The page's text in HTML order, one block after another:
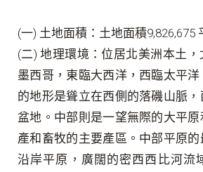
(一) 土地面積：土地面積9,826,675
(二)地理環境：位居北美洲本土
墨西哥，東臨大西洋，西臨太平
的地形是聳立在西側的落磯山脈
盆地。中部則是一望無際的大平
產和畜牧的主要產區。中部平原
沿岸平原，廣闊的密西西比河流